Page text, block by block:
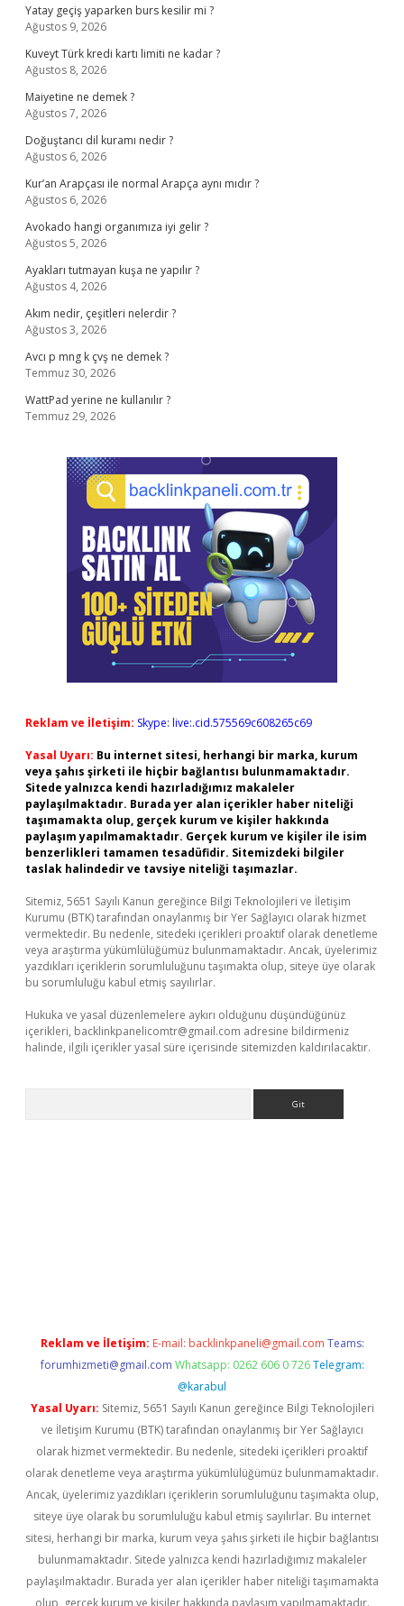
Yatay geçiş yaparken burs kesilir mi ?
Ağustos 9, 2026
Kuveyt Türk kredi kartı limiti ne kadar ?
Ağustos 8, 2026
Maiyetine ne demek ?
Ağustos 7, 2026
Doğuştancı dil kuramı nedir ?
Ağustos 6, 2026
Kur’an Arapçası ile normal Arapça aynı mıdır ?
Ağustos 6, 2026
Avokado hangi organımıza iyi gelir ?
Ağustos 5, 2026
Ayakları tutmayan kuşa ne yapılır ?
Ağustos 4, 2026
Akım nedir, çeşitleri nelerdir ?
Ağustos 3, 2026
Avcı p mng k çvş ne demek ?
Temmuz 30, 2026
WattPad yerine ne kullanılır ?
Temmuz 29, 2026
Reklam ve İletişim: Skype: live:.cid.575569c608265c69
Yasal Uyarı: Bu internet sitesi, herhangi bir marka, kurum
veya şahıs şirketi ile hiçbir bağlantısı bulunmamaktadır.
Sitede yalnızca kendi hazırladığımız makaleler
paylaşılmaktadır. Burada yer alan içerikler haber niteliği
taşımamakta olup, gerçek kurum ve kişiler hakkında
paylaşım yapılmamaktadır. Gerçek kurum ve kişiler ile isim
benzerlikleri tamamen tesadüfidir. Sitemizdeki bilgiler
taslak halindedir ve tavsiye niteliği taşımazlar.
Sitemiz, 5651 Sayılı Kanun gereğince Bilgi Teknolojileri ve İletişim
Kurumu (BTK) tarafından onaylanmış bir Yer Sağlayıcı olarak hizmet
vermektedir. Bu nedenle, sitedeki içerikleri proaktif olarak denetleme
veya araştırma yükümlülüğümüz bulunmamaktadır. Ancak, üyelerimiz
yazdıkları içeriklerin sorumluluğunu taşımakta olup, siteye üye olarak
bu sorumluluğu kabul etmiş sayılırlar.
Hukuka ve yasal düzenlemelere aykırı olduğunu düşündüğünüz
içerikleri, backlinkpanelicomtr@gmail.com adresine bildirmeniz
halinde, ilgili içerikler yasal süre içerisinde sitemizden kaldırılacaktır.
Reklam ve İletişim: E-mail: backlinkpaneli@gmail.com Teams:
forumhizmeti@gmail.com Whatsapp: 0262 606 0 726 Telegram:
@karabul
Yasal Uyarı: Sitemiz, 5651 Sayılı Kanun gereğince Bilgi Teknolojileri
ve İletişim Kurumu (BTK) tarafından onaylanmış bir Yer Sağlayıcı
olarak hizmet vermektedir. Bu nedenle, sitedeki içerikleri proaktif
olarak denetleme veya araştırma yükümlülüğümüz bulunmamaktadır.
Ancak, üyelerimiz yazdıkları içeriklerin sorumluluğunu taşımakta olup,
siteye üye olarak bu sorumluluğu kabul etmiş sayılırlar. Bu internet
sitesi, herhangi bir marka, kurum veya şahıs şirketi ile hiçbir bağlantısı
bulunmamaktadır. Sitede yalnızca kendi hazırladığımız makaleler
paylaşılmaktadır. Burada yer alan içerikler haber niteliği taşımamakta
olup, gerçek kurum ve kişiler hakkında paylaşım yapılmamaktadır.